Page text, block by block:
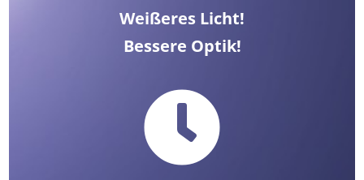
Weißeres Licht!
Bessere Optik!
